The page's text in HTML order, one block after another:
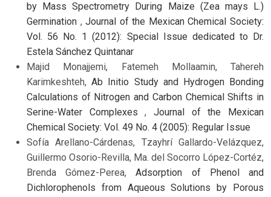
by Mass Spectrometry During Maize (Zea mays L.)
Germination ,Journal of the Mexican Chemical Society:
Vol. 56 No. 1 (2012): Special Issue dedicated to Dr.
Estela Sánchez Quintanar
Majid Monajjemi, Fatemeh Mollaamin, Tahereh
Karimkeshteh,Ab Initio Study and Hydrogen Bonding
Calculations of Nitrogen and Carbon Chemical Shifts in
Serine-Water Complexes,Journal of the Mexican
Chemical Society: Vol. 49 No. 4 (2005): Regular Issue
Sofía Arellano-Cárdenas, Tzayhrí Gallardo-Velázquez,
Guillermo Osorio-Revilla, Ma. del Socorro López-Cortéz,
Brenda Gómez-Perea,Adsorption of Phenol and
Dichlorophenols from Aqueous Solutions by Porous